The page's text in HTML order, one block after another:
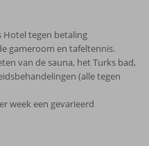
Hotel tegen betaling
gameroom en tafeltennis.
van de sauna, het Turks bad,
(alle tegen
week een gevarieerd